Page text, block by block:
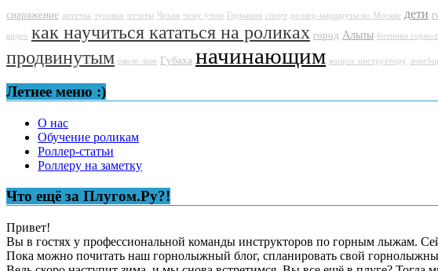
снаряжение аптечка тусовки отчеты Чехия чему учим Германия спорт роллер-маршруты по Москве дети
видео как научиться кататься на роликах город Альпы ботинки
продвинутым около лыж Губаха начинающим вопрос инструктору
Летнее меню :)
О нас
Обучение роликам
Роллер-статьи
Роллеру на заметку
Что ещё за Плугом.Ру?!
Привет!
Вы в гостях у профессиональной команды инструкторов по горным лыжам.
Пока можно почитать наш горнолыжный блог, спланировать свой